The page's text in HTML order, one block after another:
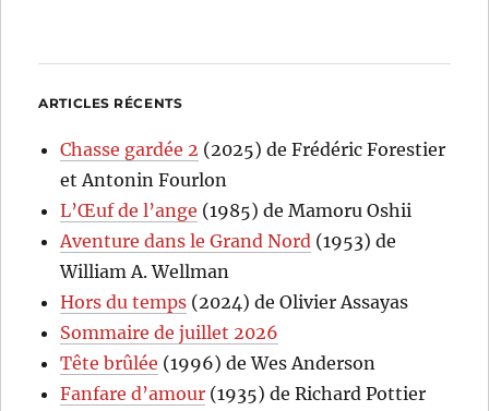
ARTICLES RÉCENTS
Chasse gardée 2 (2025) de Frédéric Forestier
et Antonin Fourlon
L’Œuf de l’ange (1985) de Mamoru Oshii
Aventure dans le Grand Nord (1953) de
William A. Wellman
Hors du temps (2024) de Olivier Assayas
Sommaire de juillet 2026
Tête brûlée (1996) de Wes Anderson
Fanfare d’amour (1935) de Richard Pottier